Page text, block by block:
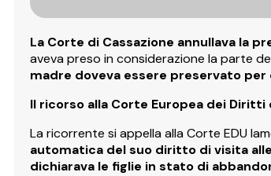
La Corte di Cassazione annullava la
aveva preso in considerazione la parte
madre doveva essere preservato
Il ricorso alla Corte Europea dei Diritti
La ricorrente si appella alla Corte EDU
automatica del suo diritto di visita
dichiarava le figlie in stato di